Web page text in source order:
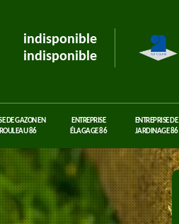
indisponible
indisponible
DE GAZON EN
ROULEAU 86
ENTREPRISE
ÉLAGAGE 86
ENTREPRISE DE
JARDINAGE 86